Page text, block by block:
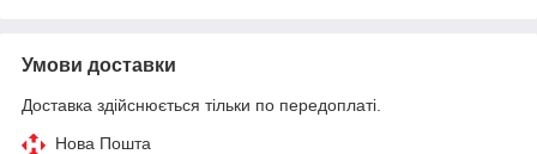
Умови доставки
Доставка здійснюється тільки по передоплаті.
Нова Пошта